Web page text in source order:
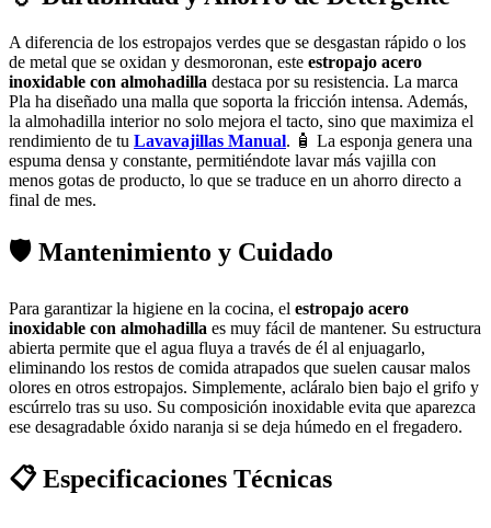
A diferencia de los estropajos verdes que se desgastan rápido o los
de metal que se oxidan y desmoronan, este estropajo acero
inoxidable con almohadilla destaca por su resistencia. La marca
Pla ha diseñado una malla que soporta la fricción intensa. Además,
la almohadilla interior no solo mejora el tacto, sino que maximiza el
rendimiento de tu Lavavajillas Manual. 🧴 La esponja genera una
espuma densa y constante, permitiéndote lavar más vajilla con
menos gotas de producto, lo que se traduce en un ahorro directo a
final de mes.
🛡️ Mantenimiento y Cuidado
Para garantizar la higiene en la cocina, el estropajo acero
inoxidable con almohadilla es muy fácil de mantener. Su estructura
abierta permite que el agua fluya a través de él al enjuagarlo,
eliminando los restos de comida atrapados que suelen causar malos
olores en otros estropajos. Simplemente, acláralo bien bajo el grifo y
escúrrelo tras su uso. Su composición inoxidable evita que aparezca
ese desagradable óxido naranja si se deja húmedo en el fregadero.
📋 Especificaciones Técnicas